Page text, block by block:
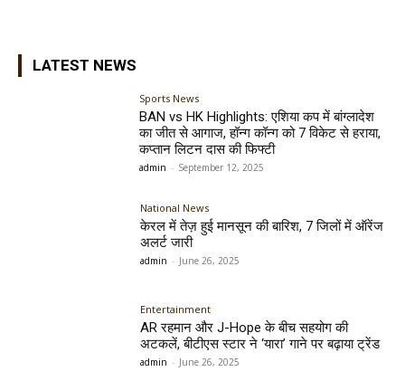
LATEST NEWS
Sports News
BAN vs HK Highlights: एशिया कप में बांग्लादेश
का जीत से आगाज, हॉन्ग कॉन्ग को 7 विकेट से हराया,
कप्तान लिटन दास की फिफ्टी
admin - September 12, 2025
National News
केरल में तेज़ हुई मानसून की बारिश, 7 जिलों में ऑरेंज
अलर्ट जारी
admin - June 26, 2025
Entertainment
AR रहमान और J-Hope के बीच सहयोग की
अटकलें, बीटीएस स्टार ने ‘यारा’ गाने पर बढ़ाया ट्रेंड
admin - June 26, 2025